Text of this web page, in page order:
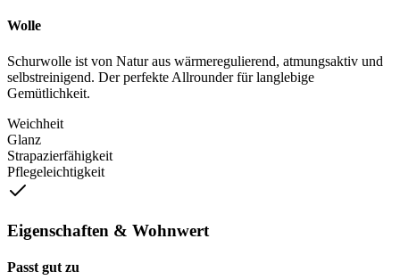
Wolle
Schurwolle ist von Natur aus wärmeregulierend, atmungsaktiv und
selbstreinigend. Der perfekte Allrounder für langlebige
Gemütlichkeit.
Weichheit
Glanz
Strapazierfähigkeit
Pflegeleichtigkeit
Eigenschaften & Wohnwert
Passt gut zu